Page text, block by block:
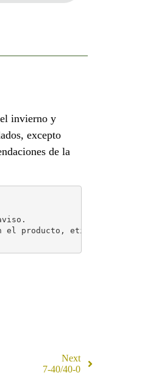
invierno y
excepto
de la
el producto, etiqueta o
Next
7-40/40-0